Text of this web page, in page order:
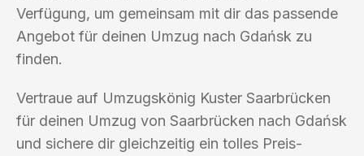
Verfügung, um gemeinsam mit dir das passende
Angebot für deinen Umzug nach Gdańsk zu
finden.
Vertraue auf Umzugskönig Kuster Saarbrücken
für deinen Umzug von Saarbrücken nach Gdańsk
und sichere dir gleichzeitig ein tolles Preis-